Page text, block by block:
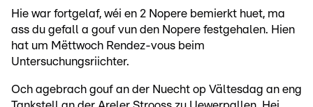
Hie war fortgelaf, wéi en 2 Nopere bemierkt huet, ma
ass du gefall a gouf vun den Nopere festgehalen. Hien
hat um Mëttwoch Rendez-vous beim
Untersuchungsriichter.
Och agebrach gouf an der Nuecht op Vältesdag an eng